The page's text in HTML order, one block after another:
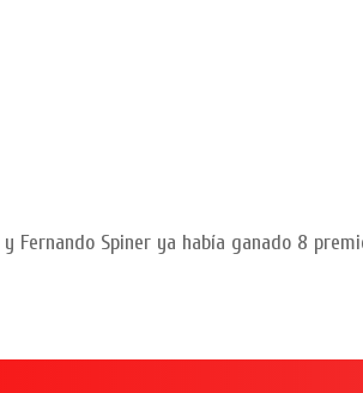
Fernando Spiner ya había ganado 8